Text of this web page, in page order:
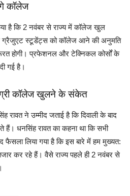
कॉलेज
है कि 2 नवंबर से राज्‍य में कॉलेज खुल
ग्रैजुएट स्‍टूडेंट्स को कॉलेज आने की अनुमति
होगी। प्रफेशनल और टेक्निकल कोर्सों के
गई है।
कॉलेज खुलने के संकेत
रावत ने उम्‍मीद जताई है कि दिवाली के बाद
हैं। धनसिंह रावत का कहना था कि सभी
फैसला लिया गया है कि इस बारे में हम मुख्‍यत:
कर रहे हैं। वैसे राज्‍य पहले ही 2 नवंबर से